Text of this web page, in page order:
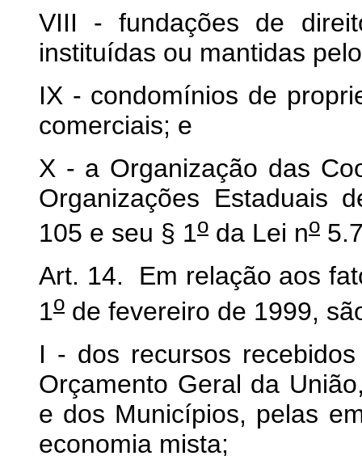
VIII - fundações de
instituídas ou mantidas
IX - condomínios de
comerciais; e
X - a Organização das
Organizações Estaduais
105 e seu § 1o da Lei no
Art. 14. Em relação aos
1o de fevereiro de 1999,
I - dos recursos
Orçamento Geral da
e dos Municípios, pelas
economia mista;